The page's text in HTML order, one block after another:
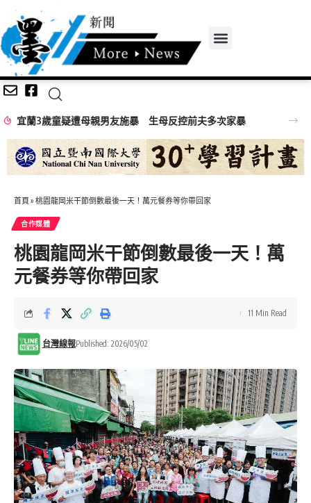
控前夫多次家暴
首頁 » 桃園龍岡米干節倒數最後一天！萬元餐券等你帶回家
合作媒體
桃園龍岡米干節倒數最後一天！萬
元餐券等你帶回家
台灣線報Published: 2026/05/02
11 Min Read